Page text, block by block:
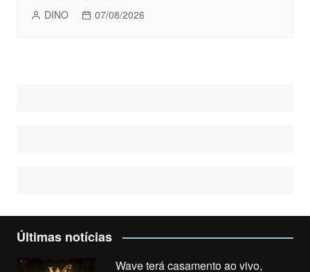
DINO 07/08/2026
Últimas notícias
Wave terá casamento ao vivo,